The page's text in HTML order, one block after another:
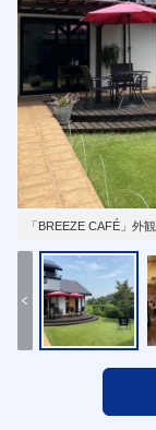
「BREEZE CAFÉ」外観